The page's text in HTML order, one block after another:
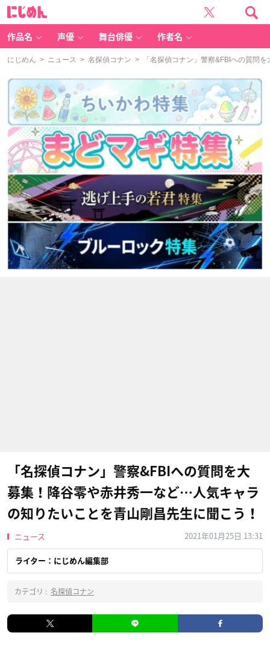
作品名 声優 舞台俳優 作者名
にじめん > ニュース > 名探偵コナン > 「名探偵コナン」警察&FBIへの質問
「名探偵コナン」警察&FBIへの質問を大
募集！降谷零や赤井秀一など…人気キャラ
の知りたいことを青山剛昌先生に聞こう！
ニュース 2021年01月25日 13:31
ライター：にじめん編集部
カテゴリ : 名探偵コナン